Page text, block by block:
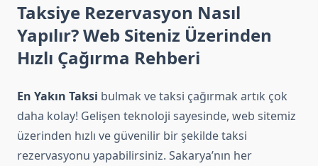
Taksiye Rezervasyon Nasıl
Yapılır? Web Siteniz Üzerinden
Hızlı Çağırma Rehberi
En Yakın Taksi bulmak ve taksi çağırmak artık çok
daha kolay! Gelişen teknoloji sayesinde, web sitemiz
üzerinden hızlı ve güvenilir bir şekilde taksi
rezervasyonu yapabilirsiniz. Sakarya’nın her